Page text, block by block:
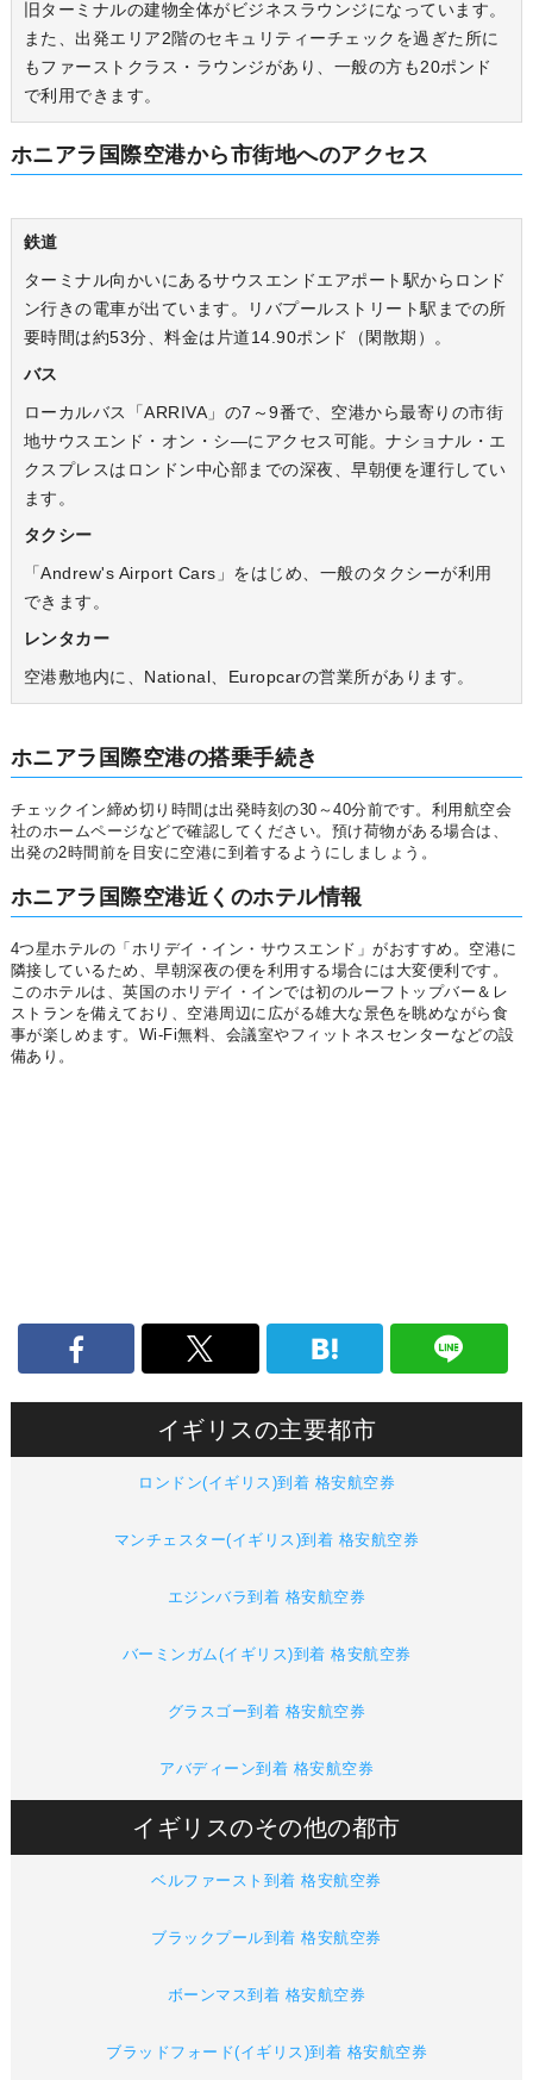
旧ターミナルの建物全体がビジネスラウンジになっています。
また、出発エリア2階のセキュリティーチェックを過ぎた所に
もファーストクラス・ラウンジがあり、一般の方も20ポンド
で利用できます。
ホニアラ国際空港から市街地へのアクセス
鉄道
ターミナル向かいにあるサウスエンドエアポート駅からロンド
ン行きの電車が出ています。リバプールストリート駅までの所
要時間は約53分、料金は片道14.90ポンド（閑散期）。
バス
ローカルバス「ARRIVA」の7～9番で、空港から最寄りの市街
地サウスエンド・オン・シ―にアクセス可能。ナショナル・エ
クスプレスはロンドン中心部までの深夜、早朝便を運行してい
ます。
タクシー
「Andrew's Airport Cars」をはじめ、一般のタクシーが利用
できます。
レンタカー
空港敷地内に、National、Europcarの営業所があります。
ホニアラ国際空港の搭乗手続き
チェックイン締め切り時間は出発時刻の30～40分前です。利用航空会
社のホームページなどで確認してください。預け荷物がある場合は、
出発の2時間前を目安に空港に到着するようにしましょう。
ホニアラ国際空港近くのホテル情報
4つ星ホテルの「ホリデイ・イン・サウスエンド」がおすすめ。空港に
隣接しているため、早朝深夜の便を利用する場合には大変便利です。
このホテルは、英国のホリデイ・インでは初のルーフトップバー＆レ
ストランを備えており、空港周辺に広がる雄大な景色を眺めながら食
事が楽しめます。Wi-Fi無料、会議室やフィットネスセンターなどの設
備あり。
イギリスの主要都市
ロンドン(イギリス)到着 格安航空券
マンチェスター(イギリス)到着 格安航空券
エジンバラ到着 格安航空券
バーミンガム(イギリス)到着 格安航空券
グラスゴー到着 格安航空券
アバディーン到着 格安航空券
イギリスのその他の都市
ベルファースト到着 格安航空券
ブラックプール到着 格安航空券
ボーンマス到着 格安航空券
ブラッドフォード(イギリス)到着 格安航空券